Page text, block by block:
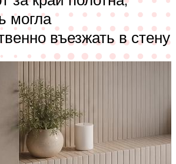
могла
въезжать в стену